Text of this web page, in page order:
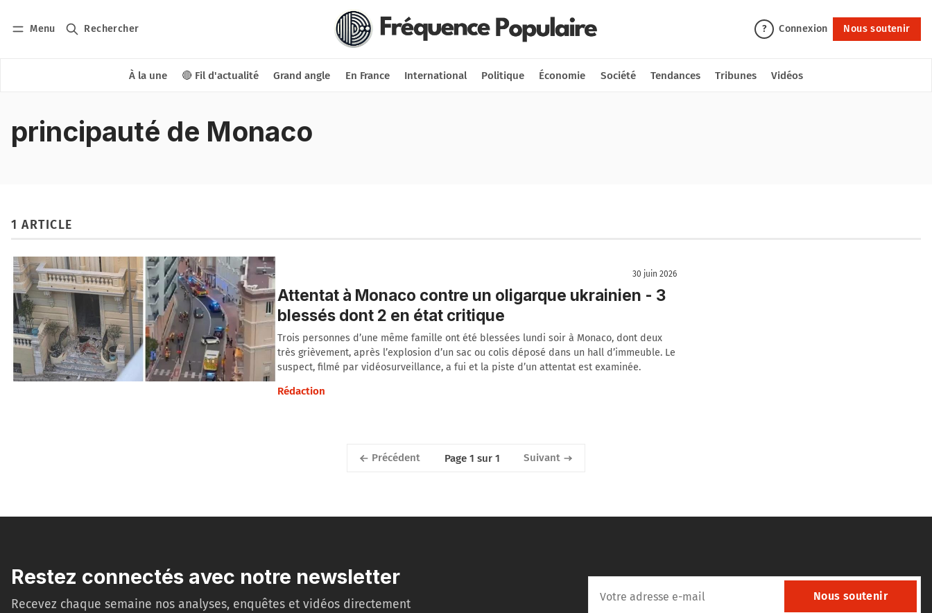
Menu Rechercher ? Connexion Nous soutenir
À la une 🔴 Fil d'actualité Grand angle En France International Politique Économie Société Tendances Tribunes Vidéos
Nous soutenir
principauté de Monaco
1 ARTICLE
30 juin 2026
Attentat à Monaco contre un oligarque ukrainien - 3
blessés dont 2 en état critique
Trois personnes d’une même famille ont été blessées lundi soir à Monaco, dont deux
très grièvement, après l’explosion d’un sac ou colis déposé dans un hall d’immeuble. Le
suspect, filmé par vidéosurveillance, a fui et la piste d’un attentat est examinée.
Rédaction
Précédent Page 1 sur 1 Suivant
Restez connectés avec notre newsletter
Recevez chaque semaine nos analyses, enquêtes et vidéos directement
Nous soutenir